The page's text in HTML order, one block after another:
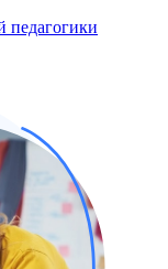
педагогики